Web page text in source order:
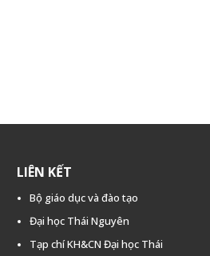
LIÊN KẾT
Bộ giáo dục và đào tạo
Đại học Thái Nguyên
Tạp chí KH&CN Đại học Thái